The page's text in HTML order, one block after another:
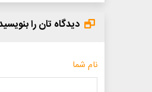
دیدگاه تان را
نام شما